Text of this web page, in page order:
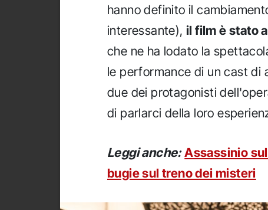
hanno definito il
interessante), il film è stato
che ne ha lodato la
le performance di un cast di
due dei protagonisti
di parlarci della loro
Leggi anche: Assassinio
bugie sul treno dei misteri